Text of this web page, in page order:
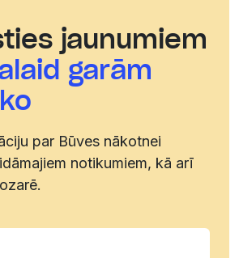
jaunumiem
garām
par Būves nākotnei
notikumiem, kā arī